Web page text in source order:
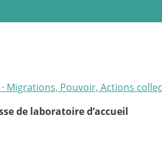
· Migrations, Pouvoir, Actions
de laboratoire d’accueil